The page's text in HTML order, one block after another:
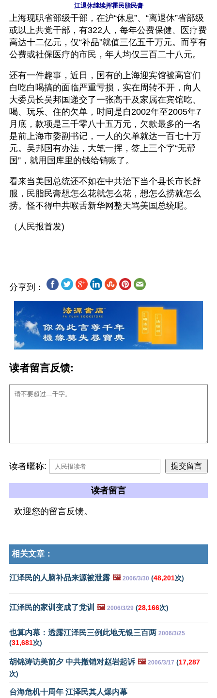
江退休继续挥霍民脂民膏
上海现职省部级干部，在沪“休息”、“离退休”省部级
或以上共党干部，有322人，每年公费保健、医疗费
高达十二亿元，仅“补品”就值三亿五千万元。而享有
公费或社保医疗的市民，年人均仅三百二十八元。
还有一件趣事，近日，国有的上海迎宾馆被高官们
白吃白喝搞的面临严重亏损，实在周转不开，向人
大委员长吴邦国递交了一张高干及家属在宾馆吃、
喝、玩乐、住的欠单，时间是自2002年至2005年7
月底，款项是三千零八十五万元，欠款最多的一名
是前上海市委副书记，一人的欠单就达一百七十万
元。吴邦国有办法，大笔一挥，签上三个字“无帮
国”，就用国库里的钱给销账了。
看来当美国总统还不如在中共治下当个县长市长舒
服，民脂民膏想怎么花就怎么花，想怎么捞就怎么
捞。怪不得中共喉舌新华网整天骂美国总统呢。
（人民报首发)
分享到：
读者留言反馈:
读者暱称:
读者留言
欢迎您的留言反馈。
相关文章：
江泽民的人脑补品来源被泄露 🖼️ 2006/3/30 (48,201次)
江泽民的家训变成了党训 🖼️ 2006/3/29 (28,166次)
也算内幕：透露江泽民三例此地无银三百两 2006/3/25
(31,681次)
胡锦涛访美前夕 中共撤销对赵岩起诉 🖼️ 2006/3/17 (17,287
次)
台海危机十周年 江泽民其人爆内幕